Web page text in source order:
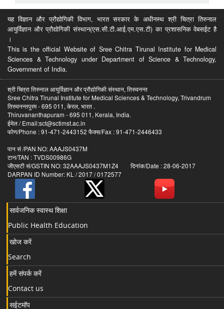
यह विज्ञान और प्रौद्योगिकी विभाग, भारत सरकार के अधीनस्थ श्री चित्रा तिरुनाल
आयुर्विज्ञान और प्रौद्योगिकी संस्थान(एस.सी.टी.आई.एम.एस.टी) का प्रशासनिक वेबसईट है
।
This is the official Website of Sree Chitra Tirunal Institute for Medical
Sciences & Technology under Department of Science & Technology,
Government of India.
श्री चित्रा तिरुनाल आयुर्विज्ञान और प्रौद्योगिकी संस्थान, तिरुवनन्त
Sree Chitra Tirunal Institute for Medical Sciences & Technology, Trivandrum
तिरुवनन्तपुरम - 695 011, केरल, भारत .
Thiruvananthapuram - 695 011, Kerala, India.
ईमेल / Email:sct@sctimst.ac.in
फोण/Phone : 91-471-2443152 फैक्स/Fax : 91-471-2446433
पान सं /PAN NO: AAAJS0437M
टान/TAN : TVDS00986G
जीएसटी सं/GSTIN NO: 32AAAJS0437M1Z4 दिनांक/Date : 28-06-2017
DARPAN ID Number: KL / 2017 / 0172577
सार्वजनिक स्वास्थ शिक्षा
Public Health Education
खोज करें
Search
हमें संपर्क करें
Contact us
सईटमॉप